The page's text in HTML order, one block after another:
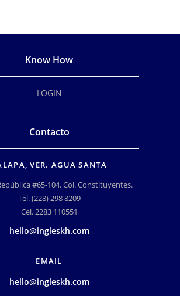
Know How
LOGIN
Contacto
VER. AGUA SANTA
#65-104. Col. Constituyentes.
Tel. (228) 298 8209
Cel. 2283 110551
hello@ingleskh.com
EMAIL
hello@ingleskh.com